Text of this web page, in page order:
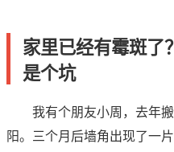
家里已经有霉斑了
是个坑
我有个朋友小周，去年
阳。三个月后墙角出现了一